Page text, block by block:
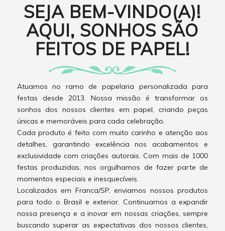
SEJA BEM-VINDO(A)!
AQUI, SONHOS SÃO
FEITOS DE PAPEL!
Atuamos no ramo de papelaria personalizada para
festas desde 2013. Nossa missão é transformar os
sonhos dos nossos clientes em papel, criando peças
únicas e memoráveis para cada celebração.
Cada produto é feito com muito carinho e atenção aos
detalhes, garantindo excelência nos acabamentos e
exclusividade com criações autorais. Com mais de 1000
festas produzidas, nos orgulhamos de fazer parte de
momentos especiais e inesquecíveis.
Localizados em Franca/SP, enviamos nossos produtos
para todo o Brasil e exterior. Continuamos a expandir
nossa presença e a inovar em nossas criações, sempre
buscando superar as expectativas dos nossos clientes,